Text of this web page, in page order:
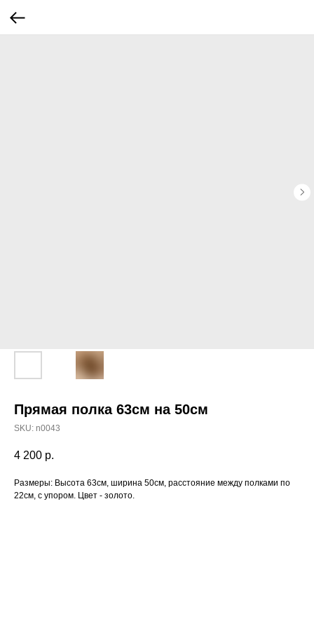
Прямая полка 63см на 50см
SKU: n0043
4 200 р.
Размеры: Высота 63см, ширина 50см, расстояние между полками по
22см, с упором. Цвет - золото.